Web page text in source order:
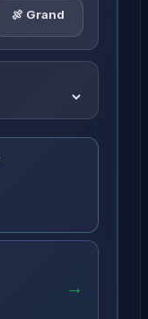
🍖 Grand
→